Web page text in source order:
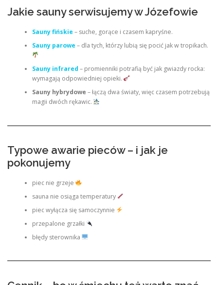
Jakie sauny serwisujemy w Józefowie
Sauny fińskie – suche, gorące i czasem kapryśne.
Sauny parowe – dla tych, którzy lubią się pocić jak w tropikach.
Sauny infrared – promienniki potrafią być jak gwiazdy rocka:
wymagają odpowiedniej opieki.
Sauny hybrydowe – łączą dwa światy, więc czasem potrzebują
magii dwóch rękawic.
Typowe awarie pieców – i jak je
pokonujemy
piec nie grzeje
sauna nie osiąga temperatury
piec wyłącza się samoczynnie
przepalone grzałki
błędy sterownika